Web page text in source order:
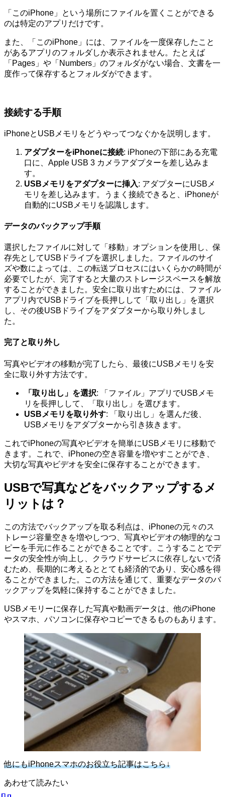
「このiPhone」という場所にファイルを置くことができる
のは特定のアプリだけです。
また、「このiPhone」には、ファイルを一度保存したこと
があるアプリのフォルダしか表示されません。たとえば
「Pages」や「Numbers」のフォルダがない場合、文書を一
度作って保存するとフォルダができます。
接続する手順
iPhoneとUSBメモリをどうやってつなぐかを説明します。
アダプターをiPhoneに接続: iPhoneの下部にある充電
口に、Apple USB 3 カメラアダプターを差し込みま
す。
USBメモリをアダプターに挿入: アダプターにUSBメ
モリを差し込みます。うまく接続できると、iPhoneが
自動的にUSBメモリを認識します。
データのバックアップ手順
選択したファイルに対して「移動」オプションを使用し、保
存先としてUSBドライブを選択しました。ファイルのサイ
ズや数によっては、この転送プロセスにはいくらかの時間が
必要でしたが、完了すると大量のストレージスペースを解放
することができました。安全に取り出すためには、ファイル
アプリ内でUSBドライブを長押しして「取り出し」を選択
し、その後USBドライブをアダプターから取り外しまし
た。
完了と取り外し
写真やビデオの移動が完了したら、最後にUSBメモリを安
全に取り外す方法です。
「取り出し」を選択: 「ファイル」アプリでUSBメモ
リを長押しして、「取り出し」を選びます。
USBメモリを取り外す: 「取り出し」を選んだ後、
USBメモリをアダプターから引き抜きます。
これでiPhoneの写真やビデオを簡単にUSBメモリに移動で
きます。これで、iPhoneの空き容量を増やすことができ、
大切な写真やビデオを安全に保存することができます。
USBで写真などをバックアップするメ
リット は？
この方法でバックアップを取る利点は、iPhoneの元々のス
トレージ容量空きを増やしつつ、写真やビデオの物理的なコ
ピーを手元に作ることができることです。こうすることでデ
ータの安全性が向上し、クラウドサービスに依存しないで済
むため、長期的に考えるととても経済的であり、安心感を得
ることができました。この方法を通じて、重要なデータのバ
ックアップを気軽に保持することができました。
USBメモリーに保存した写真や動画データは、他のiPhone
やスマホ、パソコンに保存やコピーできるものもあります。
他にもiPhoneスマホのお役立ち記事はこちら↓
あわせて読みたい